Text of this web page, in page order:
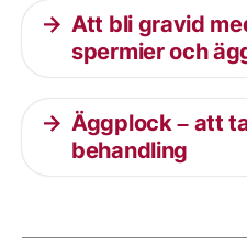
Att bli gravid
spermier och
Äggplock – att
behandling